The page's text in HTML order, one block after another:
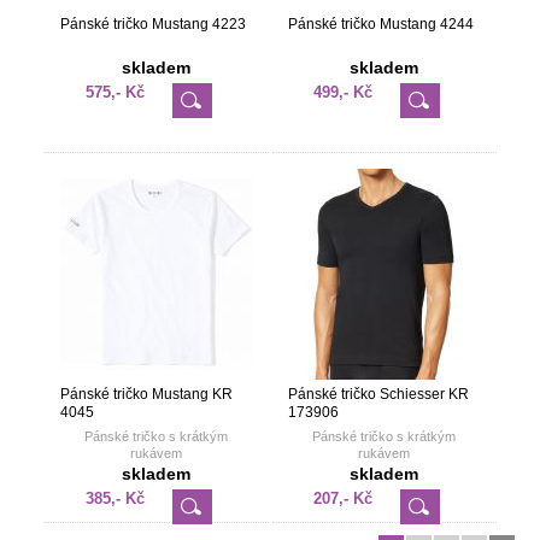
Pánské tričko Mustang 4223
skladem
575,- Kč
Pánské tričko Mustang 4244
skladem
499,- Kč
Pánské tričko Mustang KR
4045
Pánské tričko s krátkým
rukávem
skladem
385,- Kč
Pánské tričko Schiesser KR
173906
Pánské tričko s krátkým
rukávem
skladem
207,- Kč